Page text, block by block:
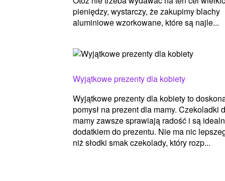
pieniędzy, wystarczy, że zakupimy blachy
aluminiowe wzorkowane, które są najle...
Wyjątkowe prezenty dla kobiety
Wyjątkowe prezenty dla kobiety to
pomysł na prezent dla mamy. Czekoladki
mamy zawsze sprawiają radość i są
dodatkiem do prezentu. Nie ma nic
niż słodki smak czekolady, który rozp...